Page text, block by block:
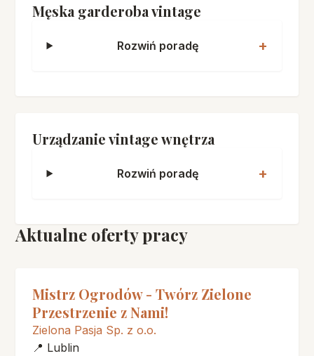
Męska garderoba vintage
Rozwiń poradę
Urządzanie vintage wnętrza
Rozwiń poradę
Aktualne oferty pracy
Mistrz Ogrodów - Twórz Zielone
Przestrzenie z Nami!
Zielona Pasja Sp. z o.o.
📍 Lublin